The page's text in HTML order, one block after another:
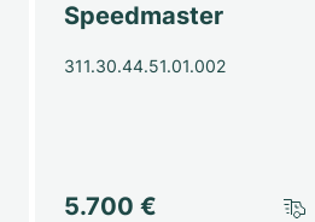
Speedmaster
311.30.44.51.01.002
5.700 €